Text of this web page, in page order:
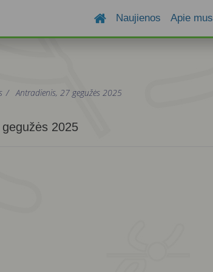
Naujienos Apie mus
/ Antradienis, 27 gegužės 2025
2025